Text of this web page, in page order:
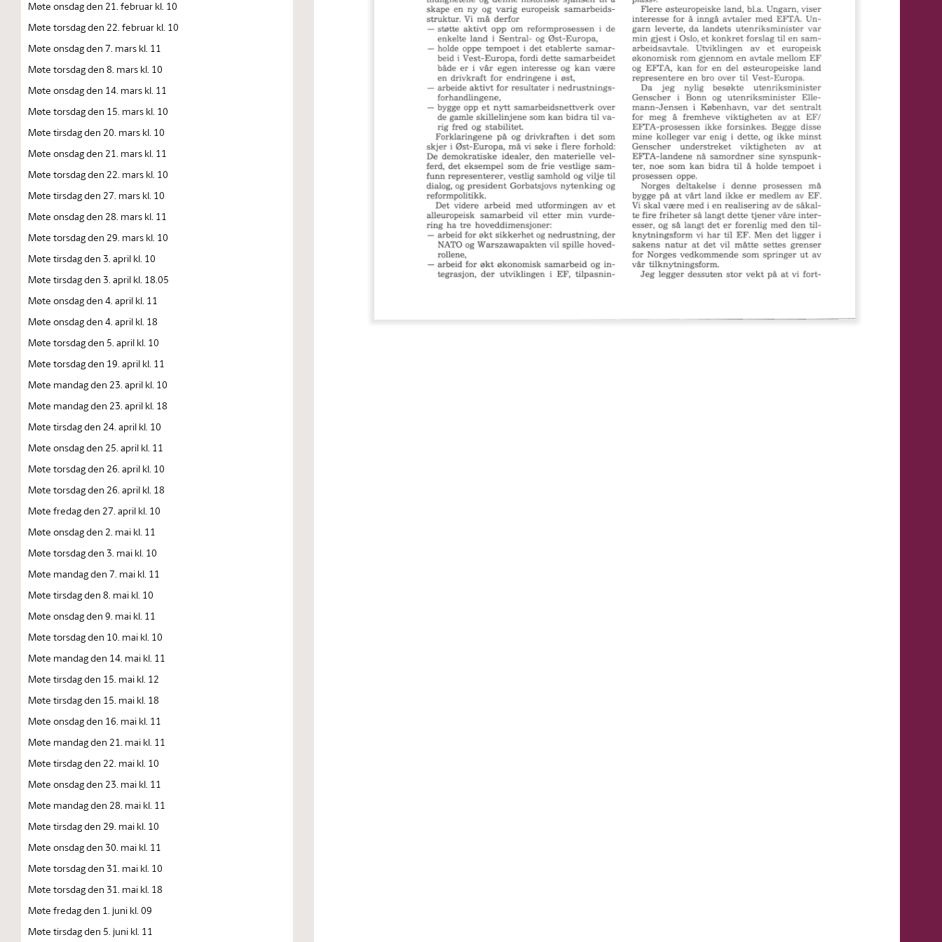
Møte onsdag den 21. februar kl. 10
Møte torsdag den 22. februar kl. 10
Møte onsdag den 7. mars kl. 11
Møte torsdag den 8. mars kl. 10
Møte onsdag den 14. mars kl. 11
Møte torsdag den 15. mars kl. 10
Møte tirsdag den 20. mars kl. 10
Møte onsdag den 21. mars kl. 11
Møte torsdag den 22. mars kl. 10
Møte tirsdag den 27. mars kl. 10
Møte onsdag den 28. mars kl. 11
Møte torsdag den 29. mars kl. 10
Møte tirsdag den 3. april kl. 10
Møte tirsdag den 3. april kl. 18.05
Møte onsdag den 4. april kl. 11
Møte onsdag den 4. april kl. 18
Møte torsdag den 5. april kl. 10
Møte torsdag den 19. april kl. 11
Møte mandag den 23. april kl. 10
Møte mandag den 23. april kl. 18
Møte tirsdag den 24. april kl. 10
Møte onsdag den 25. april kl. 11
Møte torsdag den 26. april kl. 10
Møte torsdag den 26. april kl. 18
Møte fredag den 27. april kl. 10
Møte onsdag den 2. mai kl. 11
Møte torsdag den 3. mai kl. 10
Møte mandag den 7. mai kl. 11
Møte tirsdag den 8. mai kl. 10
Møte onsdag den 9. mai kl. 11
Møte torsdag den 10. mai kl. 10
Møte mandag den 14. mai kl. 11
Møte tirsdag den 15. mai kl. 12
Møte tirsdag den 15. mai kl. 18
Møte onsdag den 16. mai kl. 11
Møte mandag den 21. mai kl. 11
Møte tirsdag den 22. mai kl. 10
Møte onsdag den 23. mai kl. 11
Møte mandag den 28. mai kl. 11
Møte tirsdag den 29. mai kl. 10
Møte onsdag den 30. mai kl. 11
Møte torsdag den 31. mai kl. 10
Møte torsdag den 31. mai kl. 18
Møte fredag den 1. juni kl. 09
Møte tirsdag den 5. juni kl. 11